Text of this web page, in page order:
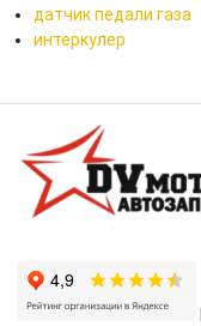
датчик педали газа
интеркулер